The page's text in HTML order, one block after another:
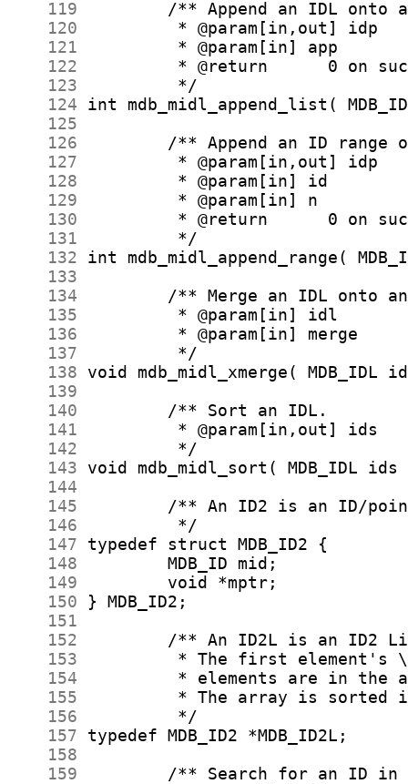
    119
    120
    121
    122
    123
    124
    125
    126
    127
    128
    129
    130
    131
    132
    133
    134
    135
    136
    137
    138
    139
    140
    141
    142
    143
    144
    145
    146
    147
    148
    149
    150
    151
    152
    153
    154
    155
    156
    157
    158
    159